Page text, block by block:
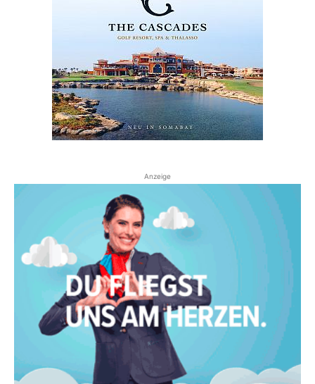
Anzeige